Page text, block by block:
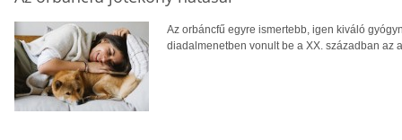
Az orbáncfű egyre ismertebb, igen kiváló
diadalmenetben vonult be a XX. században az